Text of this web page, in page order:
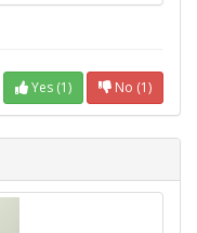
Yes (1) No (1)